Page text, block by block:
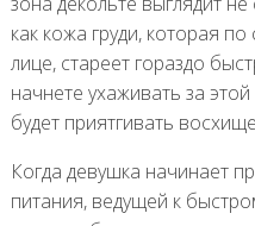
как кожа груди, которая
лице, стареет гораздо
начнете ухаживать за
будет приятгивать
Когда девушка начинает
питания, ведущей к